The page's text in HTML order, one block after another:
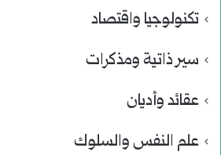
تكنولوجيا واقتصاد
سير ذاتية ومذكرات
عقائد وأديان
علم النفس والسلوك